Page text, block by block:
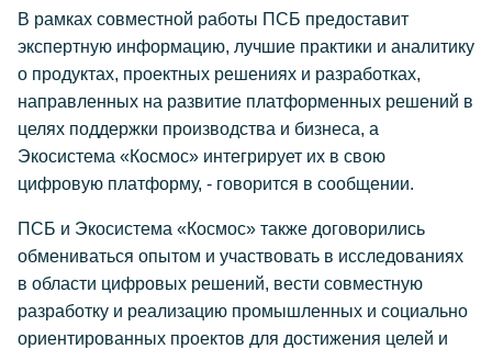
В рамках совместной работы ПСБ предоставит
экспертную информацию, лучшие практики и аналитику
о продуктах, проектных решениях и разработках,
направленных на развитие платформенных решений в
целях поддержки производства и бизнеса, а
Экосистема «Космос» интегрирует их в свою
цифровую платформу, - говорится в сообщении.
ПСБ и Экосистема «Космос» также договорились
обмениваться опытом и участвовать в исследованиях
в области цифровых решений, вести совместную
разработку и реализацию промышленных и социально
ориентированных проектов для достижения целей и